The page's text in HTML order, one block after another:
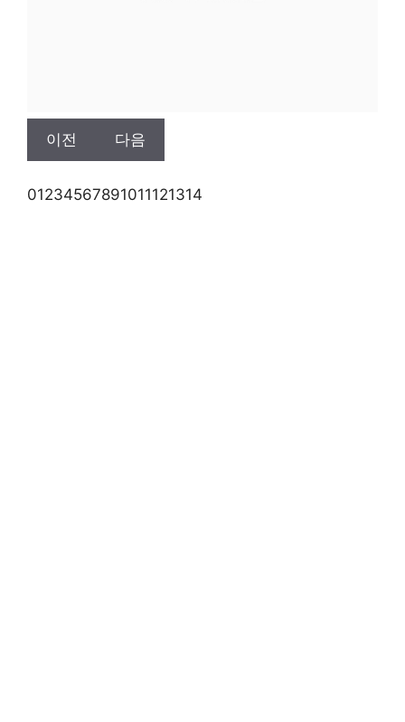
이전 다음
01234567891011121314